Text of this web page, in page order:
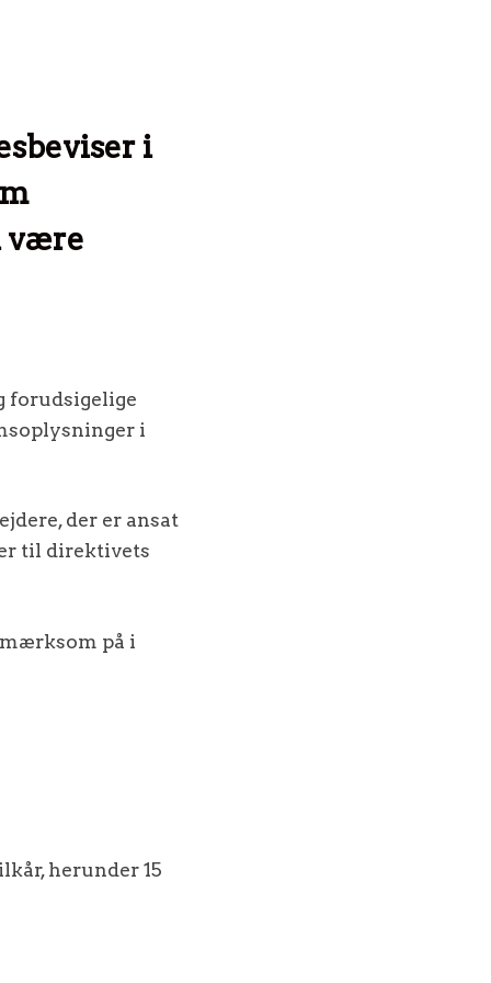
i
være
forudsigelige
i
der er ansat
til direktivets
på i
herunder 15